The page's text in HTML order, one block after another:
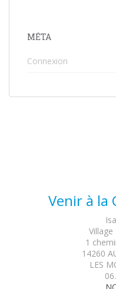
MÉTA
Connexion
Venir à la
1
14260
LES